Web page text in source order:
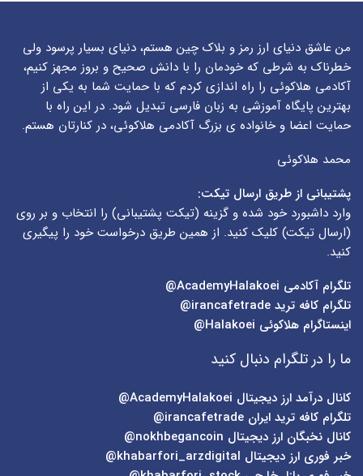
من عاشق دنیای ارز رمز و بلاک چین هستم، دنیای بسیار پرسود ولی
خطرناک به شرطی که خودمان را با دانش صحیح و بروز مجهز کنیم،
آکادمی هلاکوئی را راه اندازی کردم که با حمایت شما به یکی از
بهترین پایگاه آموزشی به زبان فارسی تبدیل شود. در این راه با
حمایت اعضا و خانواده ی بزرگ آکادمی هلاکوئی، در کنارتان هستم.
محمد هلاکوئی
پشتیبانی از طریق ارسال تیکت:
وارد داشبورد خود شده و گزینه (تیکت پشتیبانی) را انتخاب و بر روی
(ارسال تیکت) کلیک کنید. از همین طریق درخواست خود را پیگیری
کنید.
تلگرام آکادمی
تلگرام کافه ترید irancafetrade@
اینستاگرام هلاکوئی Halakoei@
ما را در تلگرام دنبال کنید
کانال درآمد ارز دیجیتال AcademyHalakoei@
تلگرام کافه ترید ایران irancafetrade@
کانال نخبگان ارز دیجیتال nokhbegancoin@
خبر فوری ارز دیجیتال khabarfori_arzdigital@